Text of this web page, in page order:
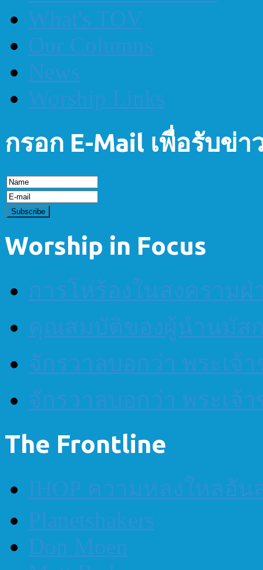
What's TOV
Our Columns
News
Worship Links
กรอก E-Mail เพื่อรับข่า
Worship in Focus
การโห่ร้องในสงคราม
คุณสมบัติของผู้นำนมัส
จักรวาลบอกว่า พระเจ้
จักรวาลบอกว่า พระเจ้
The Frontline
IHOP ความหลงใหลอัน
Planetshakers
Don Moen